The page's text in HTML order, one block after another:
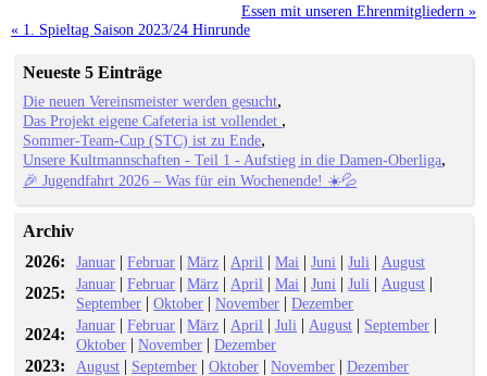
Essen mit unseren Ehrenmitgliedern »
« 1. Spieltag Saison 2023/24 Hinrunde
Neueste 5 Einträge
Die neuen Vereinsmeister werden gesucht
Das Projekt eigene Cafeteria ist vollendet
Sommer-Team-Cup (STC) ist zu Ende
Unsere Kultmannschaften - Teil 1 - Aufstieg in die Damen-Oberliga
🎉 Jugendfahrt 2026 – Was für ein Wochenende! ☀️💦
Archiv
2026:
Januar |Februar |März | April |Mai |Juni |Juli | August
2025: Januar |Februar |März | April |Mai |Juni |Juli | August |
September |Oktober |November |Dezember
2024: Januar |Februar |März | April |Juli | August | September |
Oktober |November |Dezember
2023: August | September |Oktober |November |Dezember